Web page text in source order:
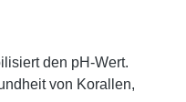
den pH-Wert.
von Korallen,